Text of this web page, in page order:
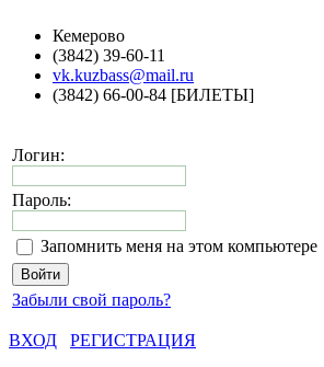
Кемерово
(3842) 39-60-11
vk.kuzbass@mail.ru
(3842) 66-00-84 [БИЛЕТЫ]
Логин:
Пароль:
Запомнить меня на этом компьютере
Забыли свой пароль?
ВХОД
РЕГИСТРАЦИЯ